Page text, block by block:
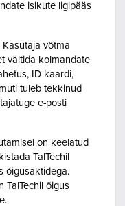
isikute ligipääs
võtma
vältida kolmandate
ID-kaardi,
tuleb tekkinud
e-posti
on keelatud
TalTechil
õigusaktidega.
TalTechil õigus